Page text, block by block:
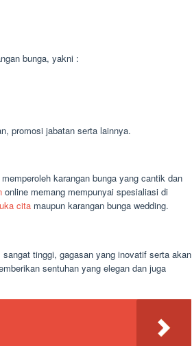
bunga, yakni :
promosi jabatan serta lainnya.
karangan bunga yang cantik dan
online memang mempunyai spesialiasi di
cita maupun karangan bunga wedding.
tinggi, gagasan yang inovatif serta akan
sentuhan yang elegan dan juga